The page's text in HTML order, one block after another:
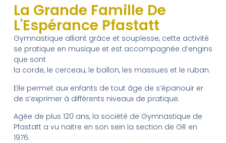
La Grande Famille De
L'Espérance Pfastatt
Gymnastique alliant grâce et souplesse, cette activité
se pratique en musique et est accompagnée d’engins
que sont
la corde, le cerceau, le ballon, les massues et le ruban.
Elle permet aux enfants de tout âge de s’épanouir er
de s’exprimer à différents niveaux de pratique.
Agée de plus 120 ans, la société de Gymnastique de
Pfastatt a vu naitre en son sein la section de GR en
1976.